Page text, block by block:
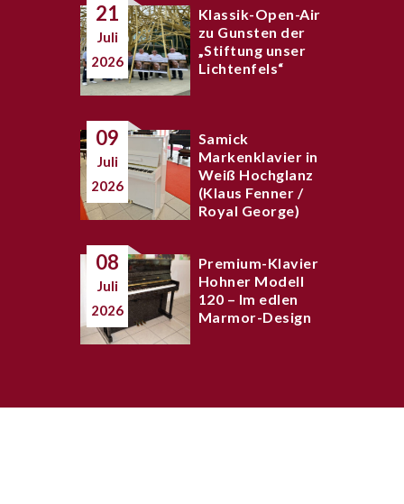
21
Juli
2026
Klassik-Open-Air
zu Gunsten der
„Stiftung unser
Lichtenfels“
09
Juli
2026
Samick
Markenklavier in
Weiß Hochglanz
(Klaus Fenner /
Royal George)
08
Juli
2026
Premium-Klavier
Hohner Modell
120 – Im edlen
Marmor-Design